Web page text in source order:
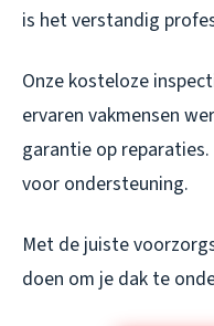
is het verstandig
Onze kosteloze
ervaren vakmensen
garantie op
voor ondersteuning.
Met de juiste
doen om je dak te